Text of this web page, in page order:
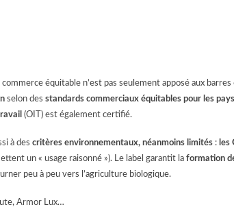
commerce équitable n’est pas seulement apposé aux
selon des standards commerciaux équitables pour les
(OIT) est également certifié.
à des critères environnementaux, néanmoins limités : les
un « usage raisonné »). Le label garantit la formation
peu à peu vers l’agriculture biologique.
Armor Lux…